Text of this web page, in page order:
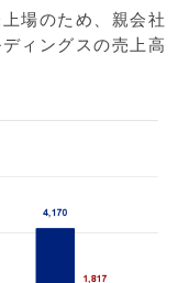
場のため、親会社
ィングスの売上高